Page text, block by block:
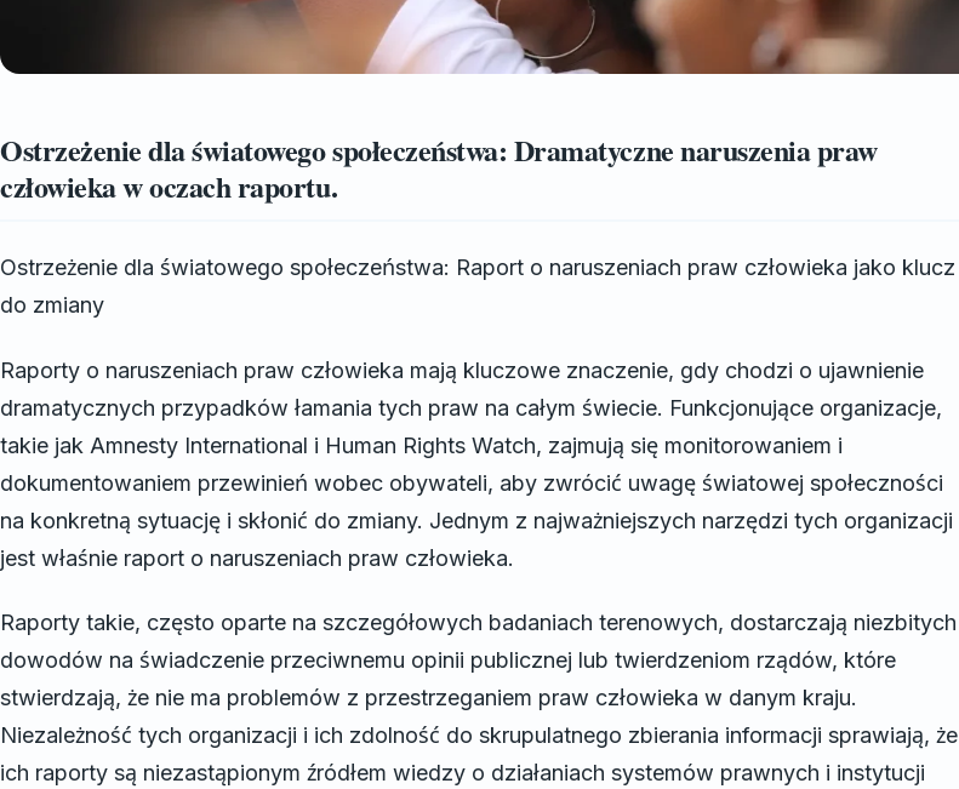
Ostrzeżenie dla światowego społeczeństwa: Dramatyczne naruszenia praw
człowieka w oczach raportu.
Ostrzeżenie dla światowego społeczeństwa: Raport o naruszeniach praw człowieka jako klucz
do zmiany
Raporty o naruszeniach praw człowieka mają kluczowe znaczenie, gdy chodzi o ujawnienie
dramatycznych przypadków łamania tych praw na całym świecie. Funkcjonujące organizacje,
takie jak Amnesty International i Human Rights Watch, zajmują się monitorowaniem i
dokumentowaniem przewinień wobec obywateli, aby zwrócić uwagę światowej społeczności
na konkretną sytuację i skłonić do zmiany. Jednym z najważniejszych narzędzi tych organizacji
jest właśnie raport o naruszeniach praw człowieka.
Raporty takie, często oparte na szczegółowych badaniach terenowych, dostarczają niezbitych
dowodów na świadczenie przeciwnemu opinii publicznej lub twierdzeniom rządów, które
stwierdzają, że nie ma problemów z przestrzeganiem praw człowieka w danym kraju.
Niezależność tych organizacji i ich zdolność do skrupulatnego zbierania informacji sprawiają, że
ich raporty są niezastąpionym źródłem wiedzy o działaniach systemów prawnych i instytucji